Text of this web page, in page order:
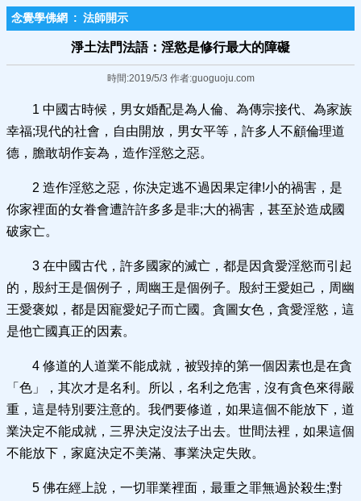
念覺學佛網 : 法師開示
淨土法門法語：淫慾是修行最大的障礙
時間:2019/5/3 作者:guoguoju.com
1 中國古時候，男女婚配是為人倫、為傳宗接代、為家族
幸福;現代的社會，自由開放，男女平等，許多人不顧倫理道
德，膽敢胡作妄為，造作淫慾之惡。
2 造作淫慾之惡，你決定逃不過因果定律!小的禍害，是
你家裡面的女眷會遭許許多多是非;大的禍害，甚至於造成國
破家亡。
3 在中國古代，許多國家的滅亡，都是因貪愛淫慾而引起
的，殷紂王是個例子，周幽王是個例子。殷紂王愛妲己，周幽
王愛褒姒，都是因寵愛妃子而亡國。貪圖女色，貪愛淫慾，這
是他亡國真正的因素。
4 修道的人道業不能成就，被毀掉的第一個因素也是在貪
「色」，其次才是名利。所以，名利之危害，沒有貪色來得嚴
重，這是特別要注意的。我們要修道，如果這個不能放下，道
業決定不能成就，三界決定沒法子出去。世間法裡，如果這個
不能放下，家庭決定不美滿、事業決定失敗。
5 佛在經上說，一切罪業裡面，最重之罪無過於殺生;對